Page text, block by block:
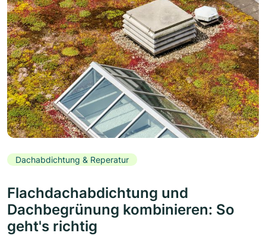
Dachabdichtung & Reperatur
Flachdachabdichtung und
Dachbegrünung kombinieren: So
geht's richtig